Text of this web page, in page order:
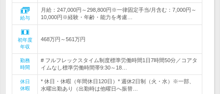
給与
月給：247,000円～298,800円※一律固定手当/月含む：7,000円～
10,000円※経験・年齢・能力を考慮…
初年度
年収
468万円～561万円
勤務
時間
# フルフレックスタイム制度標準労働時間1日7時間50分／コアタ
イムなし標準労働時間帯9:30～18…
休日
休暇
* 休日・休暇（年間休日120日）* 週休2日制（火・水）※一部、
水曜出勤あり（出勤時は他曜日へ振替…